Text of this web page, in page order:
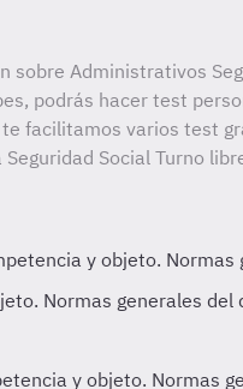
sobre Administrativos
podrás hacer test
te facilitamos varios test
Social Turno